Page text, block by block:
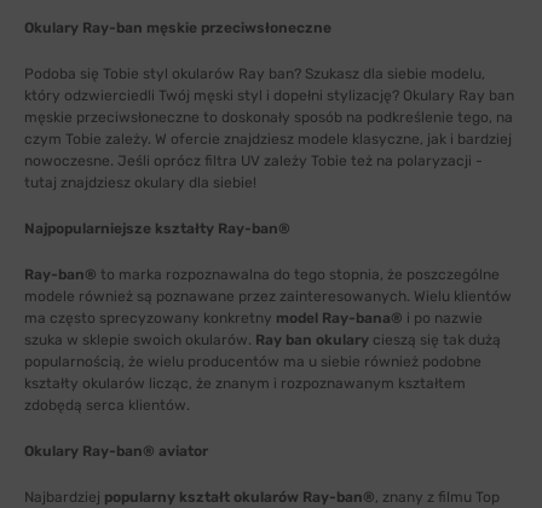
Okulary Ray-ban męskie przeciwsłoneczne
Podoba się Tobie styl okularów Ray ban? Szukasz dla siebie modelu,
który odzwierciedli Twój męski styl i dopełni stylizację? Okulary Ray ban
męskie przeciwsłoneczne to doskonały sposób na podkreślenie tego, na
czym Tobie zależy. W ofercie znajdziesz modele klasyczne, jak i bardziej
nowoczesne. Jeśli oprócz filtra UV zależy Tobie też na polaryzacji -
tutaj znajdziesz okulary dla siebie!
Najpopularniejsze kształty Ray-ban®
Ray-ban® to marka rozpoznawalna do tego stopnia, że poszczególne
modele również są poznawane przez zainteresowanych. Wielu klientów
ma często sprecyzowany konkretny model Ray-bana® i po nazwie
szuka w sklepie swoich okularów. Ray ban okulary cieszą się tak dużą
popularnością, że wielu producentów ma u siebie również podobne
kształty okularów licząc, że znanym i rozpoznawanym kształtem
zdobędą serca klientów.
Okulary Ray-ban® aviator
Najbardziej popularny kształt okularów Ray-ban®, znany z filmu Top